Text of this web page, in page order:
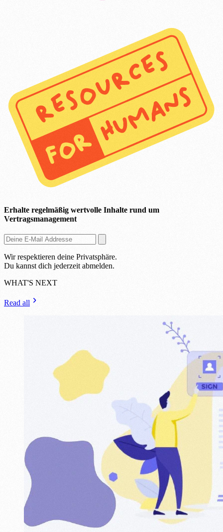
Erhalte regelmäßig wertvolle Inhalte rund um
Vertragsmanagement
Wir respektieren deine Privatsphäre.
Du kannst dich jederzeit abmelden.
WHAT'S NEXT
Read all